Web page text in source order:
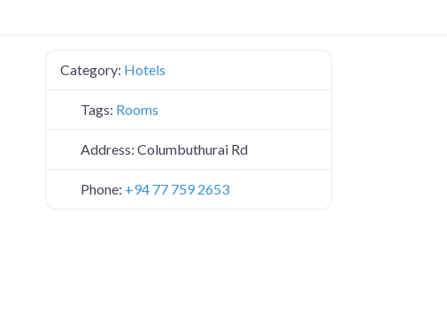
Category: Hotels
Tags: Rooms
Address: Columbuthurai Rd
Phone: +94 77 759 2653